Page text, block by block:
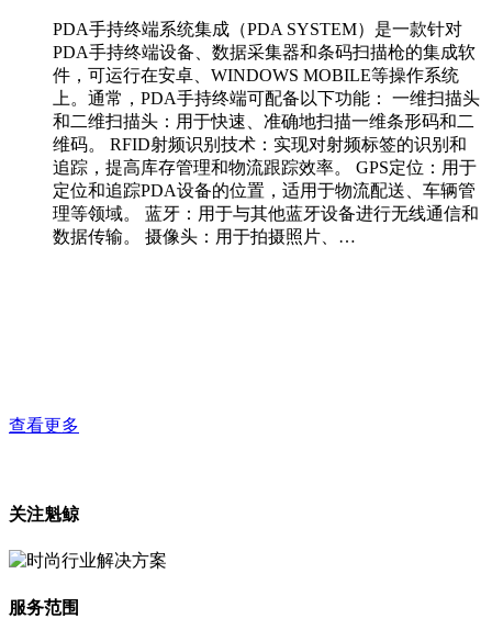
PDA手持终端系统集成（PDA SYSTEM）是一款针对
PDA手持终端设备、数据采集器和条码扫描枪的集成软
件，可运行在安卓、WINDOWS MOBILE等操作系统
上。通常，PDA手持终端可配备以下功能： 一维扫描头
和二维扫描头：用于快速、准确地扫描一维条形码和二
维码。 RFID射频识别技术：实现对射频标签的识别和
追踪，提高库存管理和物流跟踪效率。 GPS定位：用于
定位和追踪PDA设备的位置，适用于物流配送、车辆管
理等领域。 蓝牙：用于与其他蓝牙设备进行无线通信和
数据传输。 摄像头：用于拍摄照片、…
查看更多
关注魁鲸
服务范围